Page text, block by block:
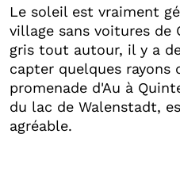
Le soleil est vraiment
village sans voitures de
gris tout autour, il y a
capter quelques rayons
promenade d'Au à
du lac de Walenstadt,
agréable.